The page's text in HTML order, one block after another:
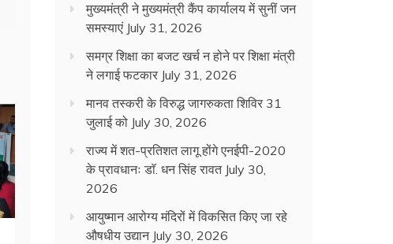
मुख्यमंत्री ने मुख्यमंत्री कैंप कार्यालय में सुनीं जन
समस्याएं July 31, 2026
समग्र शिक्षा का बजट खर्च न होने पर शिक्षा मंत्री
ने लगाई फटकार July 31, 2026
मानव तस्करी के विरुद्ध जागरुकता शिविर 31
जुलाई को July 30, 2026
राज्य में शत-प्रतिशत लागू होंगे एनईपी-2020
के प्रावधानः डाॅ. धन सिंह रावत July 30,
2026
आयुष्मान आरोग्य मंदिरों में विकसित किए जा रहे
औषधीय उद्यान July 30, 2026